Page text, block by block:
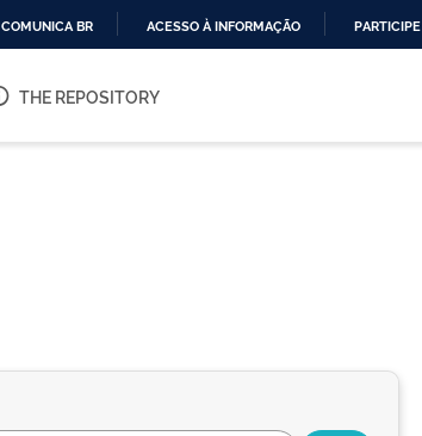
O
COMUNICA BR ACESSO À INFORMAÇÃO PARTICIPE
THE REPOSITORY